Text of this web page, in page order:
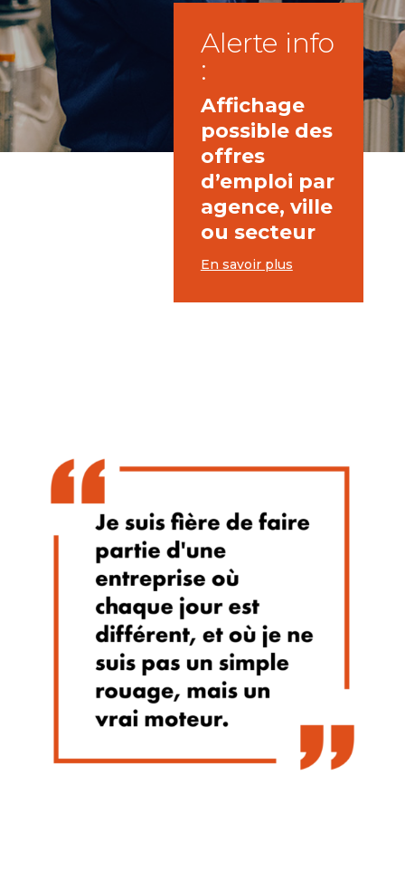
Alerte info
:
Affichage
possible des
offres
d’emploi par
agence, ville
ou secteur
En savoir plus